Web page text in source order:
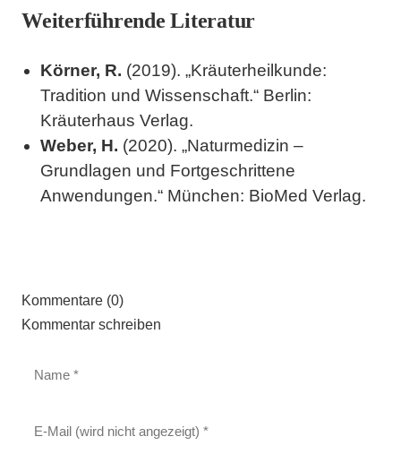
Weiterführende Literatur
Körner, R. (2019). „Kräuterheilkunde:
Tradition und Wissenschaft.“ Berlin:
Kräuterhaus Verlag.
Weber, H. (2020). „Naturmedizin –
Grundlagen und Fortgeschrittene
Anwendungen.“ München: BioMed Verlag.
Kommentare (0)
Kommentar schreiben